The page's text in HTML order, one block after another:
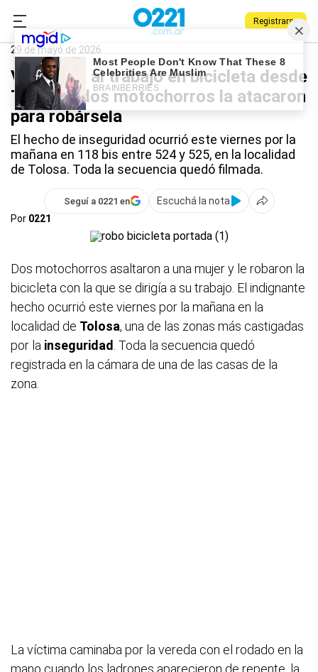
Registrarse
0221.com.ar
Tolosa
29 de mayo de 2026
Video: iba al trabajo en bicicleta desde
Tolosa y dos motochorros la atacaron
para robársela
El hecho de inseguridad ocurrió este viernes por la
mañana en 118 bis entre 524 y 525, en la localidad
de Tolosa. Toda la secuencia quedó filmada.
Seguí a 0221 en
Escuchá la nota
Por 0221
Dos motochorros asaltaron a una mujer y le robaron la
bicicleta con la que se dirigía a su trabajo. El indignante
hecho ocurrió este viernes por la mañana en la
localidad de Tolosa, una de las zonas más castigadas
por la inseguridad . Toda la secuencia quedó
registrada en la cámara de una de las casas de la
zona.
La víctima caminaba por la vereda con el rodado en la
mano cuando los ladrones aparecieron de repente, la